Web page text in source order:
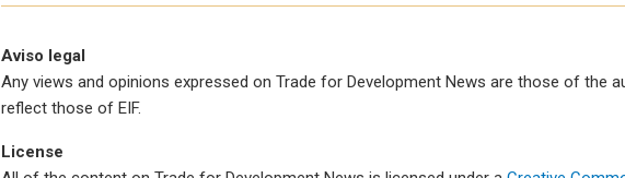
Aviso legal
Any views and opinions expressed on Trade for Development News are those of the
reflect those of EIF.
License